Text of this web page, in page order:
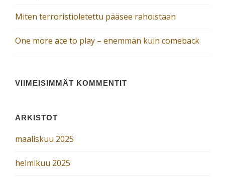
Miten terroristioletettu pääsee rahoistaan
One more ace to play – enemmän kuin comeback
VIIMEISIMMÄT KOMMENTIT
ARKISTOT
maaliskuu 2025
helmikuu 2025